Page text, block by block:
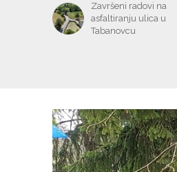
Završeni radovi na
asfaltiranju ulica u
Tabanovcu